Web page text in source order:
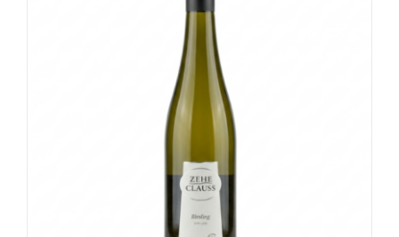
AUSZEICHNUNGEN
KONTAKT | ÖFFNUNGSZEITEN
SHOP